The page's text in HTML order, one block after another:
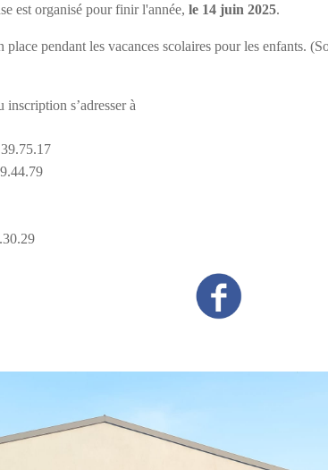
est organisé pour finir l'année, le 14 juin 2025.
place pendant les vacances scolaires pour les enfants.
s’adresser à